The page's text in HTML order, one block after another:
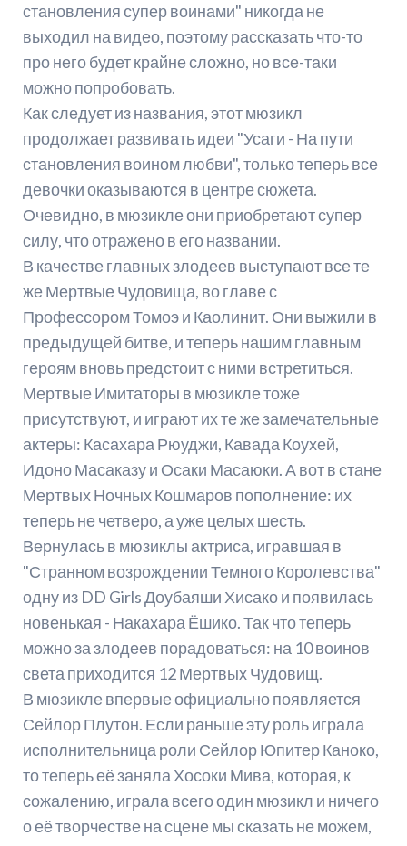
становления супер воинами" никогда не
выходил на видео, поэтому рассказать что-то
про него будет крайне сложно, но все-таки
можно попробовать.
Как следует из названия, этот мюзикл
продолжает развивать идеи "Усаги - На пути
становления воином любви", только теперь все
девочки оказываются в центре сюжета.
Очевидно, в мюзикле они приобретают супер
силу, что отражено в его названии.
В качестве главных злодеев выступают все те
же Мертвые Чудовища, во главе с
Профессором Томоэ и Каолинит. Они выжили в
предыдущей битве, и теперь нашим главным
героям вновь предстоит с ними встретиться.
Мертвые Имитаторы в мюзикле тоже
присутствуют, и играют их те же замечательные
актеры: Касахара Рюуджи, Кавада Коухей,
Идоно Масаказу и Осаки Масаюки. А вот в стане
Мертвых Ночных Кошмаров пополнение: их
теперь не четверо, а уже целых шесть.
Вернулась в мюзиклы актриса, игравшая в
"Странном возрождении Темного Королевства"
одну из DD Girls Доубаяши Хисако и появилась
новенькая - Накахара Ёшико. Так что теперь
можно за злодеев порадоваться: на 10 воинов
света приходится 12 Мертвых Чудовищ.
В мюзикле впервые официально появляется
Сейлор Плутон. Если раньше эту роль играла
исполнительница роли Сейлор Юпитер Каноко,
то теперь её заняла Хосоки Мива, которая, к
сожалению, играла всего один мюзикл и ничего
о её творчестве на сцене мы сказать не можем,